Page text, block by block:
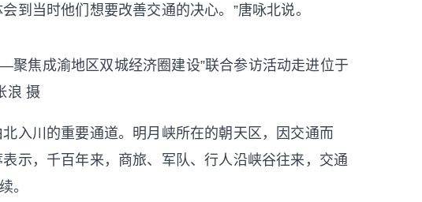
到当时他们想要改善交通的决心。”唐咏北说。
焦成渝地区双城经济圈建设”联合参访活动走进位于
浪 摄
川的重要通道。明月峡所在的朝天区，因交通而
示，千百年来，商旅、军队、行人沿峡谷往来，交通
。